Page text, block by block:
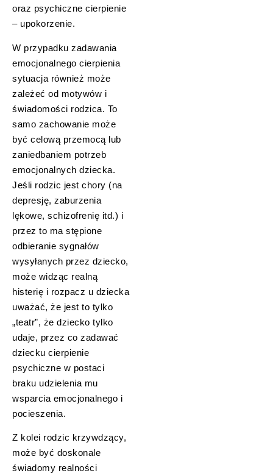
oraz psychiczne cierpienie
– upokorzenie.
W przypadku zadawania
emocjonalnego cierpienia
sytuacja również może
zależeć od motywów i
świadomości rodzica. To
samo zachowanie może
być celową przemocą lub
zaniedbaniem potrzeb
emocjonalnych dziecka.
Jeśli rodzic jest chory (na
depresję, zaburzenia
lękowe, schizofrenię itd.) i
przez to ma stępione
odbieranie sygnałów
wysyłanych przez dziecko,
może widząc realną
histerię i rozpacz u dziecka
uważać, że jest to tylko
„teatr”, że dziecko tylko
udaje, przez co zadawać
dziecku cierpienie
psychiczne w postaci
braku udzielenia mu
wsparcia emocjonalnego i
pocieszenia.
Z kolei rodzic krzywdzący,
może być doskonale
świadomy realności